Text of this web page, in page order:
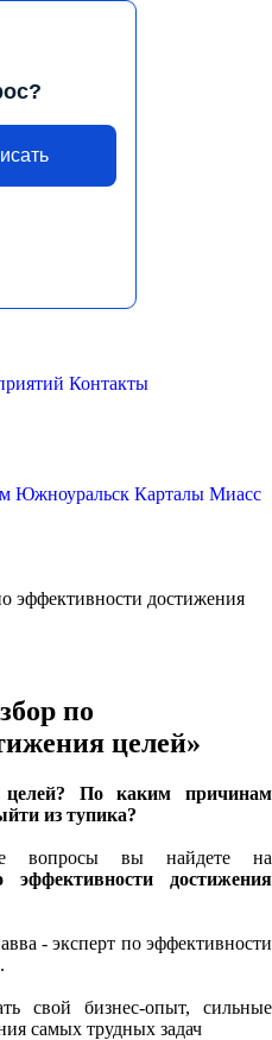
Контакты
Южноуральск Карталы Миасс
эффективности достижения
по
целей»
целей? По каким причинам
из тупика?
вопросы вы найдете на
эффективности достижения
- эксперт по эффективности
свой бизнес-опыт, сильные
самых трудных задач